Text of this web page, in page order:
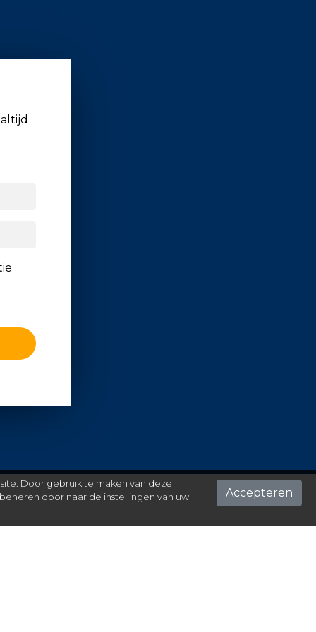
Door gebruik te maken van deze
door naar de instellingen van uw
Accepteren